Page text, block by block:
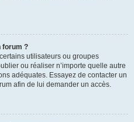
forum ?
utilisateurs ou groupes
ou réaliser n’importe quelle autre
adéquates. Essayez de contacter un
afin de lui demander un accès.